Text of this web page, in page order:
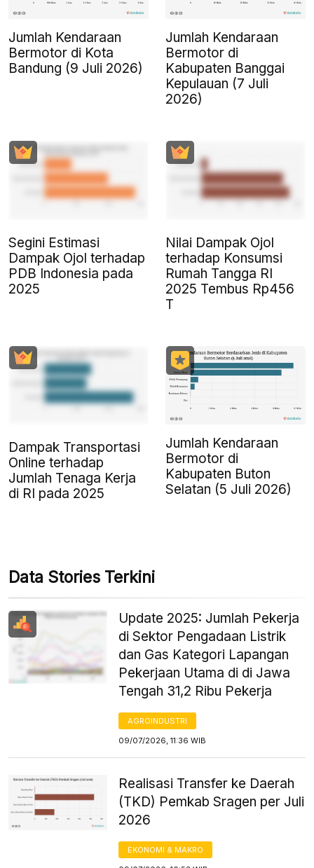
Jumlah Kendaraan
Bermotor di Kota
Bandung (9 Juli 2026)
Jumlah Kendaraan
Bermotor di
Kabupaten Banggai
Kepulauan (7 Juli
2026)
Segini Estimasi
Dampak Ojol terhadap
PDB Indonesia pada
2025
Nilai Dampak Ojol
terhadap Konsumsi
Rumah Tangga RI
2025 Tembus Rp456
T
Dampak Transportasi
Online terhadap
Jumlah Tenaga Kerja
di RI pada 2025
Jumlah Kendaraan
Bermotor di
Kabupaten Buton
Selatan (5 Juli 2026)
Data Stories Terkini
Update 2025: Jumlah Pekerja
di Sektor Pengadaan Listrik
dan Gas Kategori Lapangan
Pekerjaan Utama di di Jawa
Tengah 31,2 Ribu Pekerja
AGROINDUSTRI
09/07/2026, 11:36 WIB
Realisasi Transfer ke Daerah
(TKD) Pemkab Sragen per Juli
2026
EKONOMI & MAKRO